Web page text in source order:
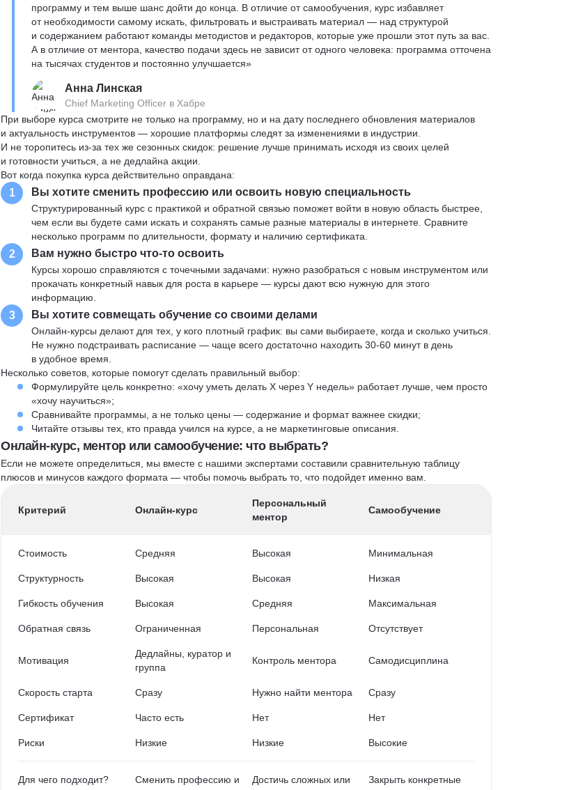
программу и тем выше шанс дойти до конца. В отличие от самообучения, курс избавляет
от необходимости самому искать, фильтровать и выстраивать материал — над структурой
и содержанием работают команды методистов и редакторов, которые уже прошли этот путь за вас.
А в отличие от ментора, качество подачи здесь не зависит от одного человека: программа отточена
на тысячах студентов и постоянно улучшается»
Анна Линская
Chief Marketing Officer в Хабре
При выборе курса смотрите не только на программу, но и на дату последнего обновления материалов
и актуальность инструментов — хорошие платформы следят за изменениями в индустрии.
И не торопитесь из-за тех же сезонных скидок: решение лучше принимать исходя из своих целей
и готовности учиться, а не дедлайна акции.
Вот когда покупка курса действительно оправдана:
1 Вы хотите сменить профессию или освоить новую специальность
Структурированный курс с практикой и обратной связью поможет войти в новую область быстрее,
чем если вы будете сами искать и сохранять самые разные материалы в интернете. Сравните
несколько программ по длительности, формату и наличию сертификата.
2 Вам нужно быстро что-то освоить
Курсы хорошо справляются с точечными задачами: нужно разобраться с новым инструментом или
прокачать конкретный навык для роста в карьере — курсы дают всю нужную для этого
информацию.
3 Вы хотите совмещать обучение со своими делами
Онлайн-курсы делают для тех, у кого плотный график: вы сами выбираете, когда и сколько учиться.
Не нужно подстраивать расписание — чаще всего достаточно находить 30-60 минут в день
в удобное время.
Несколько советов, которые помогут сделать правильный выбор:
Формулируйте цель конкретно: «хочу уметь делать X через Y недель» работает лучше, чем просто
«хочу научиться»;
Сравнивайте программы, а не только цены — содержание и формат важнее скидки;
Читайте отзывы тех, кто правда учился на курсе, а не маркетинговые описания.
Онлайн-курс, ментор или самообучение: что выбрать?
Если не можете определиться, мы вместе с нашими экспертами составили сравнительную таблицу
плюсов и минусов каждого формата — чтобы помочь выбрать то, что подойдет именно вам.
Критерий Онлайн-курс
Персональный
ментор
Самообучение
Стоимость Средняя Высокая Минимальная
Структурность Высокая Высокая Низкая
Гибкость обучения Высокая Средняя Максимальная
Обратная связь Ограниченная Персональная Отсутствует
Мотивация
Дедлайны, куратор и
группа
Контроль ментора Самодисциплина
Скорость старта Сразу Нужно найти ментора Сразу
Сертификат Часто есть Нет Нет
Риски Низкие Низкие Высокие
Для чего подходит?
Сменить профессию и
Достичь сложных или
Закрыть конкретные